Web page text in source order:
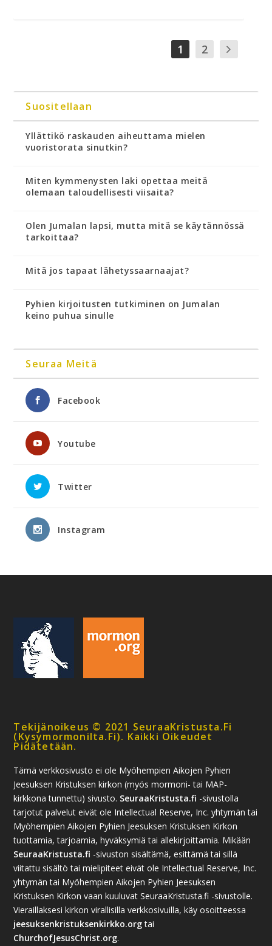
1 2
Suositellaan
Yllättikö raskauden aiheuttama mielen
vuoristorata sinutkin?
Miten kymmenysten laki opettaa meitä
olemaan taloudellisesti viisaita?
Olen Jumalan lapsi, mutta mitä se käytännössä
tarkoittaa?
Mitä jos tapaat lähetyssaarnaajat?
Pyhien kirjoitusten tutkiminen on Jumalan
keino puhua sinulle
Seuraa Meitä
Facebook
Youtube
Twitter
Instagram
Tekijänoikeus © 2021 SeuraaKristusta.fi
(kysymormonilta.fi). Kaikki Oikeudet
Pidätetään.
Tämä verkkosivusto ei ole Myöhempien Aikojen Pyhien
Jeesuksen Kristuksen kirkon (myös mormoni- tai MAP-
kirkkona tunnettu) sivusto. SeuraaKristusta.fi -sivustolla
tarjotut palvelut eivät ole Intellectual Reserve, Inc. yhtymän tai
Myöhempien Aikojen Pyhien Jeesuksen Kristuksen Kirkon
tuottamia, tarjoamia, hyväksymiä tai allekirjoittamia. Mikään
SeuraaKristusta.fi -sivuston sisältämä, esittämä tai sillä
viitattu sisältö tai mielipiteet eivät ole Intellectual Reserve, Inc.
yhtymän tai Myöhempien Aikojen Pyhien Jeesuksen
Kristuksen Kirkon vaan kuuluvat SeuraaKristusta.fi -sivustolle.
Vieraillaksesi kirkon virallisilla verkkosivuilla, käy osoitteessa
jeesuksenkristuksenkirkko.orgtai
ChurchofJesusChrist.org.